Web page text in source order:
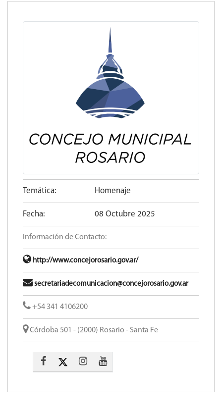
Temática: Homenaje
Fecha: 08 Octubre 2025
Información de Contacto:
http://www.concejorosario.gov.ar/
secretariadecomunicacion@concejorosario.gov.ar
+54 341 4106200
Córdoba 501 - (2000) Rosario - Santa Fe